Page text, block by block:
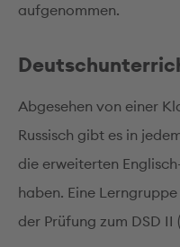
aufgenommen.
Abgesehen von einer
Russisch gibt es in
die erweiterten
haben. Eine
der Prüfung zum DSD II